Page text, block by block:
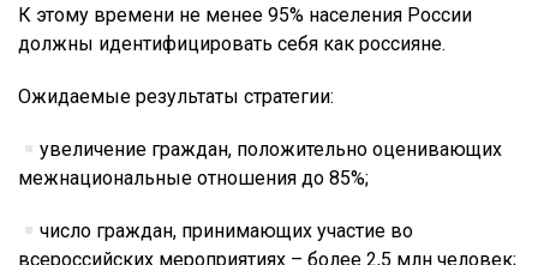
К этому времени не менее 95% населения России
должны идентифицировать себя как россияне.
Ожидаемые результаты стратегии:
увеличение граждан, положительно оценивающих
межнациональные отношения до 85%;
число граждан, принимающих участие во
всероссийских мероприятиях – более 2,5 млн человек;